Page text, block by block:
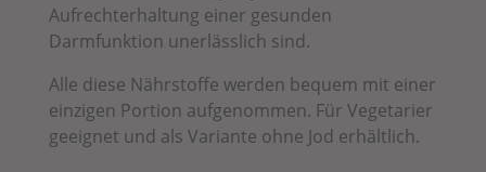
Aufrechterhaltung einer gesunden
Darmfunktion unerlässlich sind.
Alle diese Nährstoffe werden bequem mit einer
einzigen Portion aufgenommen. Für Vegetarier
geeignet und als Variante ohne Jod erhältlich.